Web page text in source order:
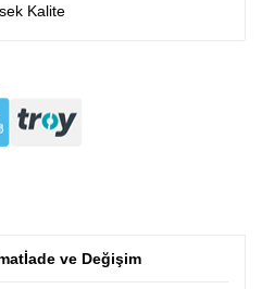
Kalite
İade ve Değişim